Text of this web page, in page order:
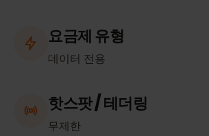
요금제 유형
데이터 전용
핫스팟 / 테더링
무제한